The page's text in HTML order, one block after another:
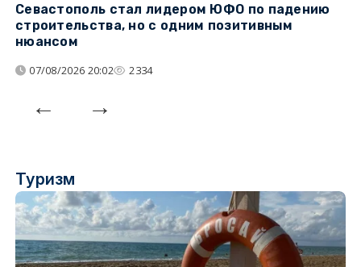
Севастополь стал лидером ЮФО по падению
строительства, но с одним позитивным
нюансом
07/08/2026 20:02 2334
Туризм